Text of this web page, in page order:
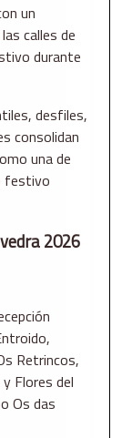
un
calles de
durante
desfiles,
consolidan
una de
festivo
2026
Retrincos,
Flores del
Os das